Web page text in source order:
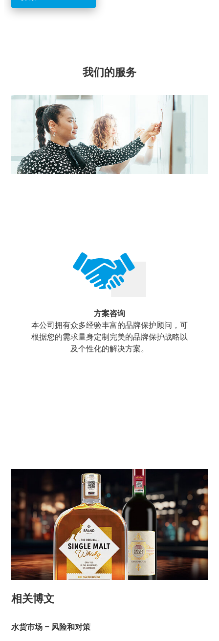
我们的服务
方案咨询
本公司拥有众多经验丰富的品牌保护顾问，可
根据您的需求量身定制完美的品牌保护战略以
及个性化的解决方案。
相关博文
水货市场 – 风险和对策